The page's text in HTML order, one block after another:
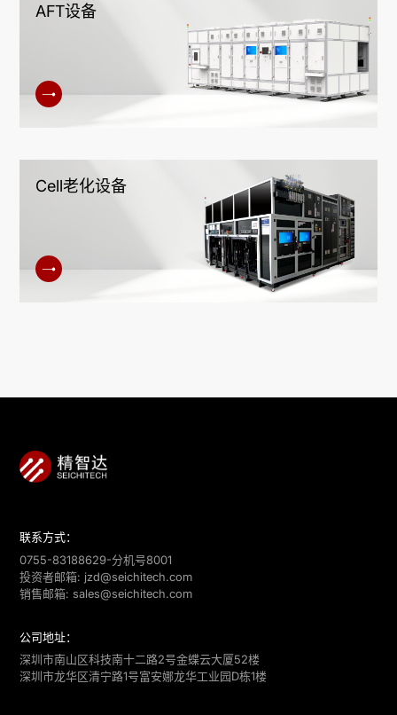
AFT设备
Cell老化设备
联系方式：
0755-83188629-分机号8001
投资者邮箱: jzd@seichitech.com
销售邮箱: sales@seichitech.com
公司地址：
深圳市南山区科技南十二路2号金蝶云大厦52楼
深圳市龙华区清宁路1号富安娜龙华工业园D栋1楼